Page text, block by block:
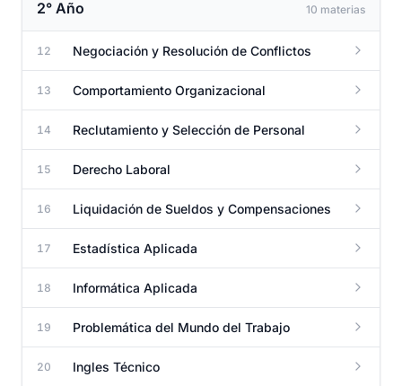
2° Año 10 materias
12 Negociación y Resolución de Conflictos
13 Comportamiento Organizacional
14 Reclutamiento y Selección de Personal
15 Derecho Laboral
16 Liquidación de Sueldos y Compensaciones
17 Estadística Aplicada
18 Informática Aplicada
19 Problemática del Mundo del Trabajo
20 Ingles Técnico